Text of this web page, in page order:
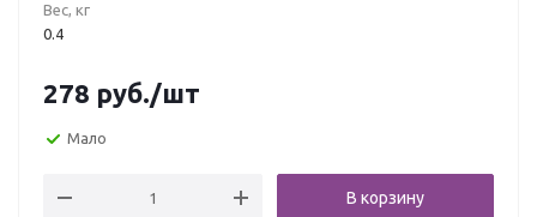
Вес, кг
0.4
278 руб./шт
Мало
В корзину